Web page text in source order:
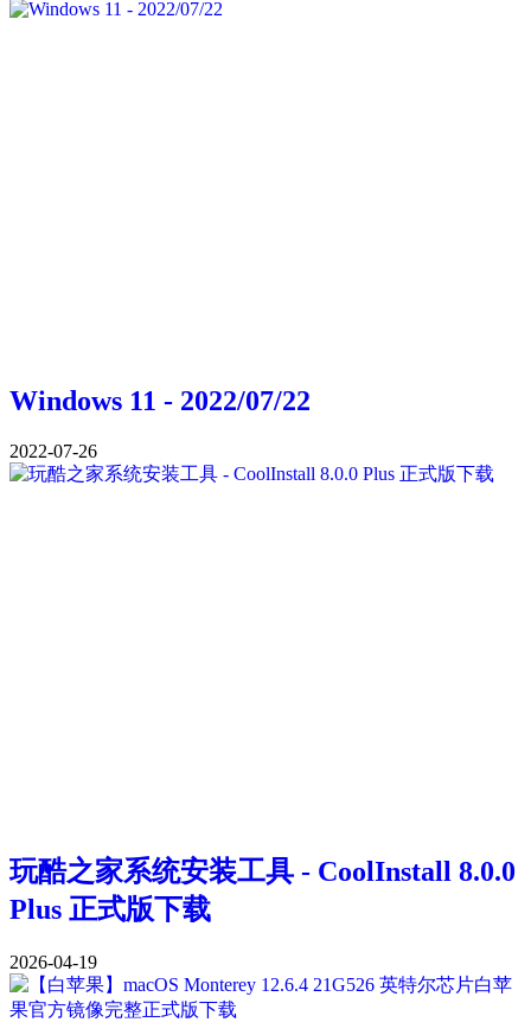
Windows 11 - 2022/07/22
2022-07-26
玩酷之家系统安装工具 - CoolInstall 8.0.0
Plus 正式版下载
2026-04-19